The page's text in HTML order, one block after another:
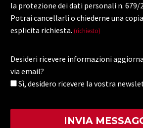
la protezione dei dati personali n. 679/
Potrai cancellarli o chiederne una
esplicita richiesta. (richiesto)
Desideri ricevere informazioni
via email?
Sì, desidero ricevere la vostra